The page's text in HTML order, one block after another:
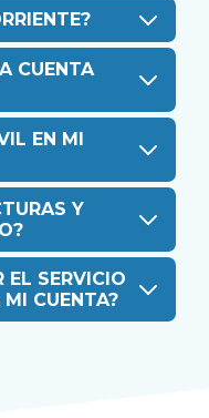
CUENTA
EN MI
Y
EL SERVICIO
CUENTA?